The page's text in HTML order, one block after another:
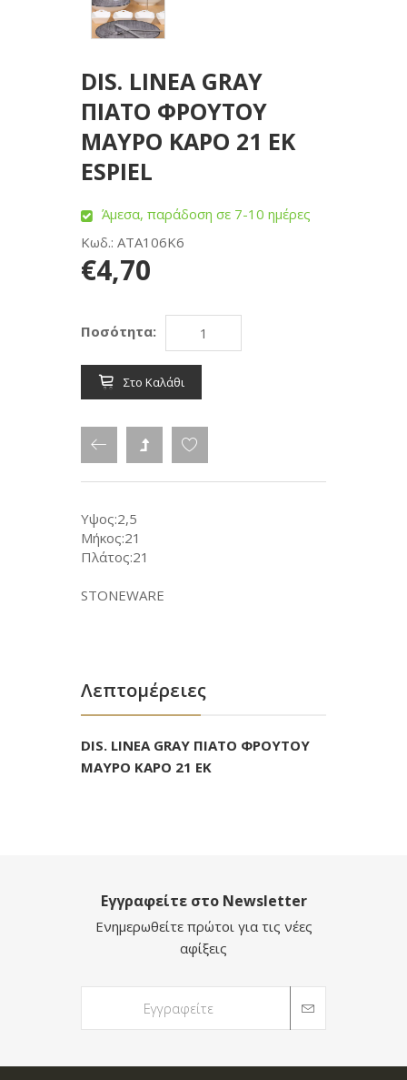
DIS. LINEA GRAY
ΠΙΑΤΟ ΦΡΟΥΤΟΥ
ΜΑΥΡΟ ΚΑΡΟ 21 ΕΚ
ESPIEL
Άμεσα, παράδοση σε 7-10 ημέρες
Κωδ.: ATA106K6
€4,70
Ποσότητα:
Στο Καλάθι
Υψος:2,5
Μήκος:21
Πλάτος:21
STONEWARE
Λεπτομέρειες
DIS. LINEA GRAY ΠΙΑΤΟ ΦΡΟΥΤΟΥ
ΜΑΥΡΟ ΚΑΡΟ 21 ΕΚ
Εγγραφείτε στο Newsletter
Ενημερωθείτε πρώτοι για τις νέες
αφίξεις